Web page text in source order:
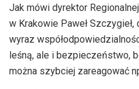
Jak mówi dyrektor
w Krakowie Paweł
wyraz
leśną, ale i bezpieczeństwo,
można szybciej zareagować